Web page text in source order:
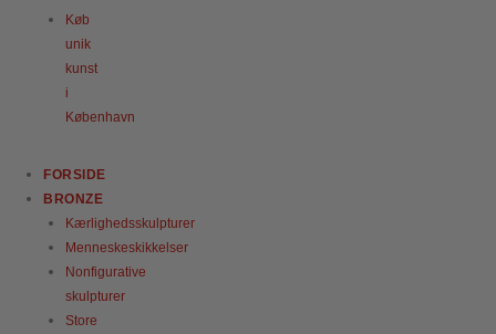
Køb
unik
kunst
i
København
FORSIDE
BRONZE
Kærlighedsskulpturer
Menneskeskikkelser
Nonfigurative
skulpturer
Store